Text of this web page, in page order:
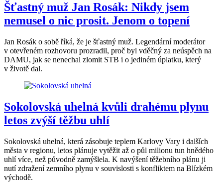
Šťastný muž Jan Rosák: Nikdy jsem
nemusel o nic prosit. Jenom o topení
Jan Rosák o sobě říká, že je šťastný muž. Legendární moderátor
v otevřeném rozhovoru prozradil, proč byl vděčný za neúspěch na
DAMU, jak se nenechal zlomit STB i o jediném úplatku, který
v životě dal.
Sokolovská uhelná kvůli drahému plynu
letos zvýší těžbu uhlí
Sokolovská uhelná, která zásobuje teplem Karlovy Vary i dalších
města v regionu, letos plánuje vytěžit až o půl milionu tun hnědého
uhlí více, než původně zamýšlela. K navýšení těžebního plánu ji
nutí zdražení zemního plynu v souvislosti s konfliktem na Blízkém
východě.